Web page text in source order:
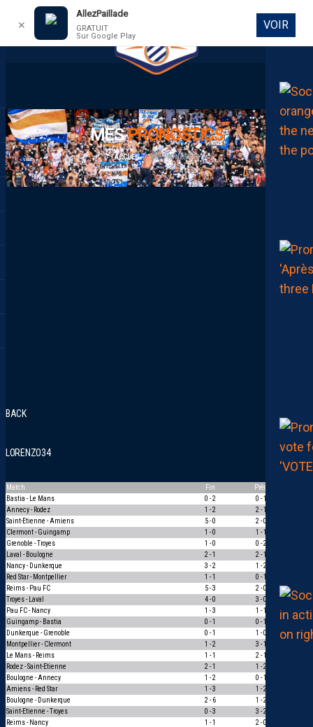
DIRECT
MESPRONOSTICS
ACCUEIL MES PRONOSTICS
BACK
LORENZO34
Match Fin Préd
Bastia - Le Mans
0 - 2 0 - 1
Annecy - Rodez
1 - 2 2 - 1
Saint-Etienne - Amiens
5 - 0 2 - 0
Clermont - Guingamp
1 - 0 1 - 1
Grenoble - Troyes
1 - 0 0 - 2
Laval - Boulogne
2 - 1 2 - 1
Nancy - Dunkerque
3 - 2 1 - 2
Red Star - Montpellier
1 - 1 0 - 1
Reims - Pau FC
5 - 3 2 - 0
Troyes - Laval
4 - 0 3 - 0
1
Pau FC - Nancy
1 - 3 1 - 1
Guingamp - Bastia
0 - 1 0 - 1
3
Dunkerque - Grenoble
0 - 1 1 - 0
0
Montpellier - Clermont
1 - 2 3 - 1
Le Mans - Reims
1 - 1 2 - 1
Rodez - Saint-Etienne
2 - 1 1 - 2
Boulogne - Annecy
1 - 2 0 - 1
Amiens - Red Star
1 - 3 1 - 2
Boulogne - Dunkerque
2 - 6 1 - 2
Saint-Etienne - Troyes
0 - 3 3 - 2
Reims - Nancy
1 - 1 2 - 0
✕
AllezPaillade
GRATUIT
Sur Google Play
VOIR